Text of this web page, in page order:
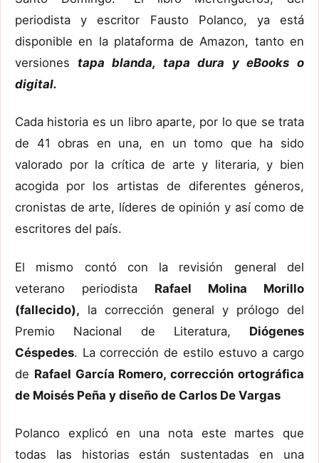
periodista y escritor Fausto Polanco, ya está
disponible en la plataforma de Amazon, tanto en
versiones tapa blanda, tapa dura y eBooks o
digital.
Cada historia es un libro aparte, por lo que se trata
de 41 obras en una, en un tomo que ha sido
valorado por la crítica de arte y literaria, y bien
acogida por los artistas de diferentes géneros,
cronistas de arte, líderes de opinión y así como de
escritores del país.
El mismo contó con la revisión general del
veterano periodista Rafael Molina Morillo
(fallecido), la corrección general y prólogo del
Premio Nacional de Literatura, Diógenes
Céspedes. La corrección de estilo estuvo a cargo
de Rafael García Romero, corrección ortográfica
de Moisés Peña y diseño de Carlos De Vargas
Polanco explicó en una nota este martes que
todas las historias están sustentadas en una